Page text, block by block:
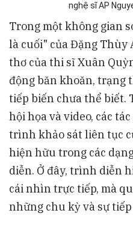
nghệ sĩ AP
Trong một không gian
là cuối" của Đặng Thùy
thơ của thi sĩ Xuân
động băn khoăn, trạng
tiếp biến chưa thể biết.
hội họa và video, các
trình khảo sát liên tục
hiện hữu trong các
diễn. Ở đây, trình diễn
cái nhìn trực tiếp, mà
những chu kỳ và sự